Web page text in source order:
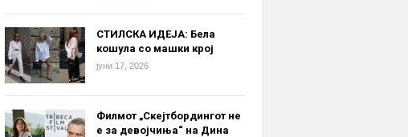
СТИЛСКА ИДЕЈА: Бела
кошула со машки крој
јуни 17, 2026
Филмот „Скејтбордингот не
е за девојчиња“ на Дина